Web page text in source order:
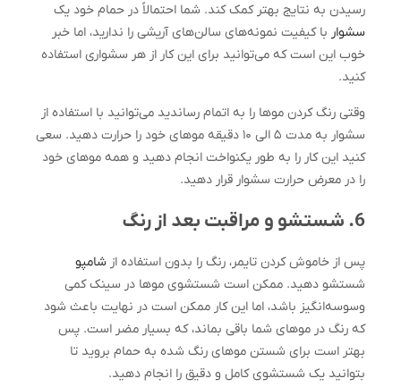
رسیدن به نتایج بهتر کمک کند. شما احتمالاً در حمام خود یک
سشوار با کیفیت نمونه‌های سالن‌های آریشی را ندارید، اما خبر
خوب این است که می‌توانید برای این کار از هر سشواری استفاده
کنید.
وقتی رنگ کردن مو‌ها را به اتمام رساندید می‌توانید با استفاده از
سشوار به مدت ۵ الی ۱۰ دقیقه مو‌های خود را حرارت دهید. سعی
کنید این کار را به طور یکنواخت انجام دهید و همه مو‌های خود
را در معرض حرارت سشوار قرار دهید.
6. شستشو و مراقبت بعد از رنگ
پس از خاموش کردن تایمر، رنگ را بدون استفاده از شامپو
شستشو دهید. ممکن است شستشوی مو‌ها در سینک کمی
وسوسه‌انگیز باشد، اما این کار ممکن است در نهایت باعث شود
که رنگ در مو‌های شما باقی بماند، که بسیار مضر است. پس
بهتر است برای شستن مو‌های رنگ شده به حمام بروید تا
بتوانید یک شستشوی کامل و دقیق را انجام دهید.